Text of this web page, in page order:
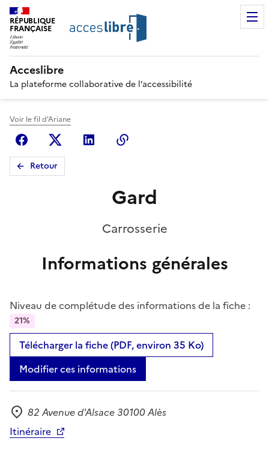
RÉPUBLIQUE
FRANÇAISE
Acceslibre
La plateforme collaborative de l’accessibilité
Voir le fil d'Ariane
FacebookX (anciennement Twitter)
Linkedin
Retour
Gard
Carrosserie
Informations générales
Niveau de complétude des informations de la fiche :
21%
Télécharger la fiche (PDF, environ 35 Ko)
Modifier ces informations
Adresse
82 Avenue d'Alsace 30100 Alès
Itinéraire